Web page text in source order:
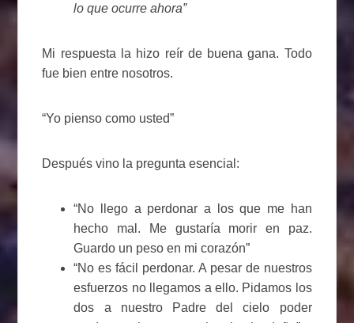
lo que ocurre ahora”
Mi respuesta la hizo reír de buena gana. Todo
fue bien entre nosotros.
“Yo pienso como usted”
Después vino la pregunta esencial:
“No llego a perdonar a los que me han
hecho mal. Me gustaría morir en paz.
Guardo un peso en mi corazón”
“No es fácil perdonar. A pesar de nuestros
esfuerzos no llegamos a ello. Pidamos los
dos a nuestro Padre del cielo poder